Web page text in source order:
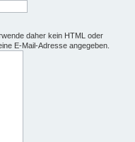
daher kein HTML oder
E-Mail-Adresse angegeben.